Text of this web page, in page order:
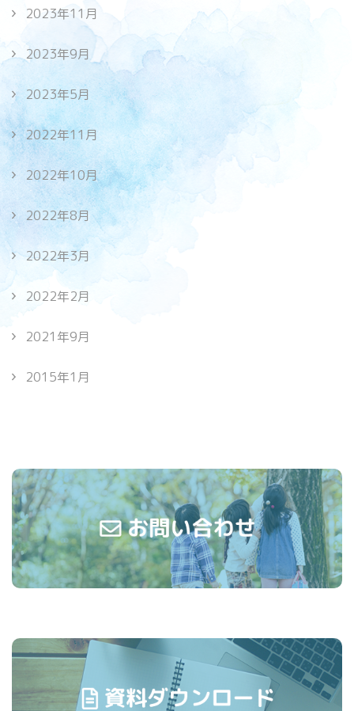
2023年11月
2023年9月
2023年5月
2022年11月
2022年10月
2022年8月
2022年3月
2022年2月
2021年9月
2015年1月